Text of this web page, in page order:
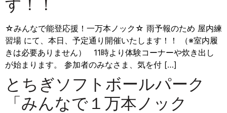
す！！
☆みんなで能登応援！一万本ノック☆ 雨予報のため 屋内練
習場 にて、本日、予定通り開催いたします！！ （※室内履
きは必要ありません） 11時より体験コーナーや炊き出し
が始まります。 参加者のみなさま、気を付 […]
とちぎソフトボールパーク
「みんなで１万本ノック